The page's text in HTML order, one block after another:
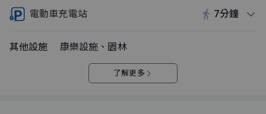
電動車充電站 7分鐘
其他設施 康樂設施、園林
了解更多